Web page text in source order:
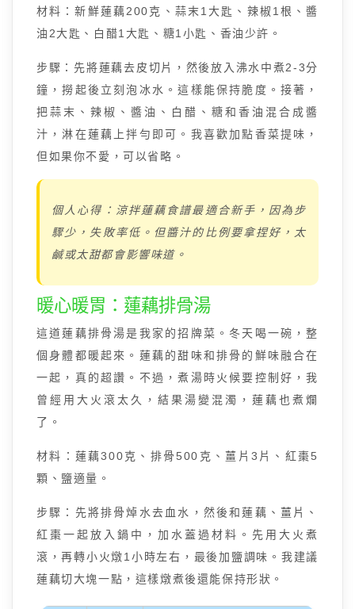
材料：新鮮蓮藕200克、蒜末1大匙、辣椒1根、醬
油2大匙、白醋1大匙、糖1小匙、香油少許。
步驟：先將蓮藕去皮切片，然後放入沸水中煮2-3分
鐘，撈起後立刻泡冰水。這樣能保持脆度。接著，
把蒜末、辣椒、醬油、白醋、糖和香油混合成醬
汁，淋在蓮藕上拌勻即可。我喜歡加點香菜提味，
但如果你不愛，可以省略。
個人心得：涼拌蓮藕食譜最適合新手，因為步
驟少，失敗率低。但醬汁的比例要拿捏好，太
鹹或太甜都會影響味道。
暖心暖胃：蓮藕排骨湯
這道蓮藕排骨湯是我家的招牌菜。冬天喝一碗，整
個身體都暖起來。蓮藕的甜味和排骨的鮮味融合在
一起，真的超讚。不過，煮湯時火候要控制好，我
曾經用大火滾太久，結果湯變混濁，蓮藕也煮爛
了。
材料：蓮藕300克、排骨500克、薑片3片、紅棗5
顆、鹽適量。
步驟：先將排骨焯水去血水，然後和蓮藕、薑片、
紅棗一起放入鍋中，加水蓋過材料。先用大火煮
滾，再轉小火燉1小時左右，最後加鹽調味。我建議
蓮藕切大塊一點，這樣燉煮後還能保持形狀。